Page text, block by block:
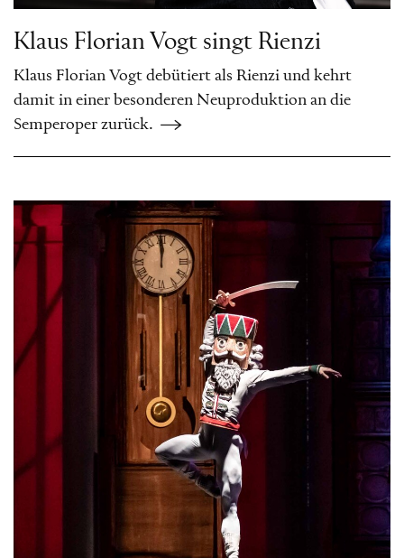
Klaus Florian Vogt singt Rienzi
Klaus Florian Vogt debütiert als Rienzi und kehrt
damit in einer besonderen Neuproduktion an die
Semperoper zurück.